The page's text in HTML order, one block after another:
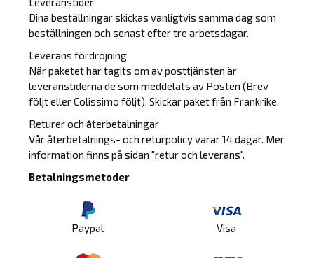
Dina beställningar skickas vanligtvis samma dag som
beställningen och senast efter tre arbetsdagar.
Leverans fördröjning
När paketet har tagits om av posttjänsten är
leveranstiderna de som meddelats av Posten (Brev
följt eller Colissimo följt). Skickar paket från Frankrike.
Returer och återbetalningar
Vår återbetalnings- och returpolicy varar 14 dagar. Mer
information finns på sidan "retur och leverans".
Betalningsmetoder
Paypal Visa